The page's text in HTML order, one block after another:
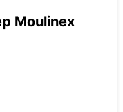
Moulinex